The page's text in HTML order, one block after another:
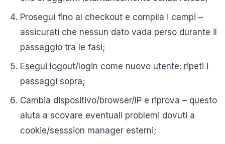
Prosegui fino al checkout e compila i campi –
assicurati che nessun dato vada perso durante il
passaggio tra le fasi;
Esegui logout/login come nuovo utente: ripeti i
passaggi sopra;
Cambia dispositivo/browser/IP e riprova – questo
aiuta a scovare eventuali problemi dovuti a
cookie/sesssion manager esterni;